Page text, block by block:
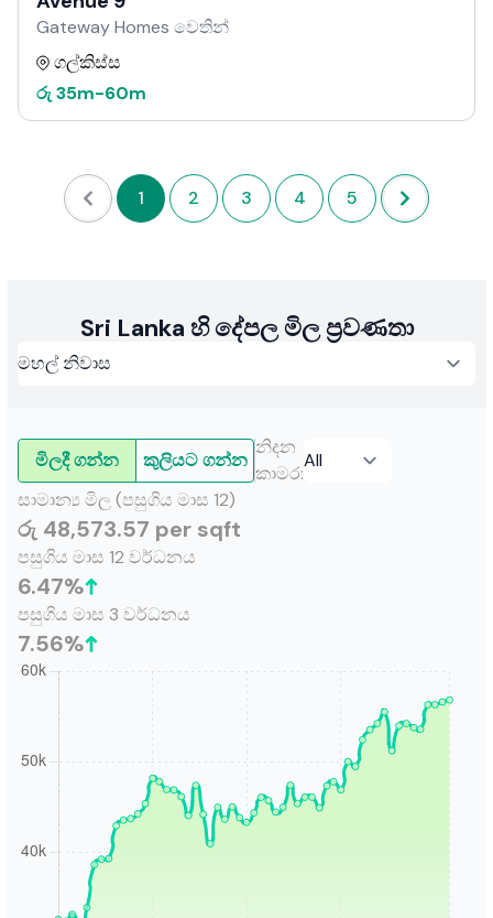
Gateway Homes වෙතින්
ගල්කිස්ස
රු 35m-60m
1 2 3 4 5
Sri Lanka හි දේපල මිල ප්‍රවණතා
මිලදී ගන්න කුලියට ගන්න
නිදන
කාමර:
සාමාන්‍ය මිල (පසුගිය මාස 12)
රු 48,573.57 per sqft
පසුගිය මාස 12 වර්ධනය
6.47%
පසුගිය මාස 3 වර්ධනය
7.56%